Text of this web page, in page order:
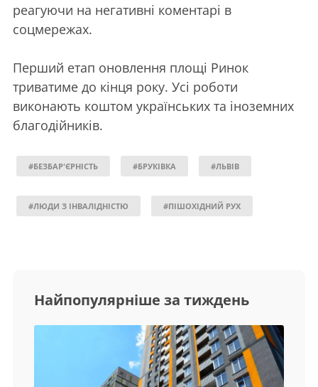
реагуючи на негативні коментарі в
соцмережах.
Перший етап оновлення площі Ринок
триватиме до кінця року. Усі роботи
виконають коштом українських та іноземних
благодійників.
#БЕЗБАР'ЄРНІСТЬ #БРУКІВКА #ЛЬВІВ
#ЛЮДИ З ІНВАЛІДНІСТЮ #ПІШОХІДНИЙ РУХ
Найпопулярніше за тиждень